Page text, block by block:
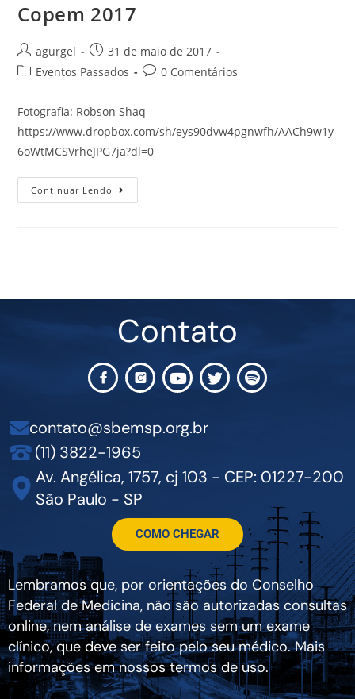
Copem 2017
agurgel
31 de maio de 2017
Eventos Passados
0 Comentários
Fotografia: Robson Shaq
https://www.dropbox.com/sh/eys90dvw4pgnwfh/AACh9w1y
6oWtMCSVrheJPG7ja?dl=0
Continuar Lendo
Contato
contato@sbemsp.org.br
(11) 3822-1965
Av. Angélica, 1757, cj 103 - CEP: 01227-200
São Paulo - SP
COMO CHEGAR
Lembramos que, por orientações do Conselho
Federal de Medicina, não são autorizadas consultas
online, nem análise de exames sem um exame
clínico, que deve ser feito pelo seu médico. Mais
informações em nossos termos de uso.